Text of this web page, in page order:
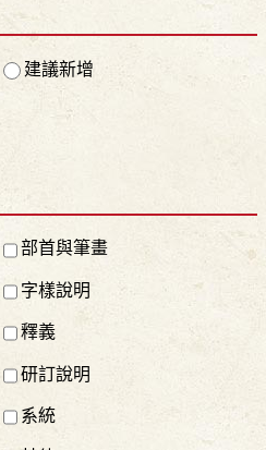
建議新增
部首與筆畫
字樣說明
釋義
研訂說明
系統